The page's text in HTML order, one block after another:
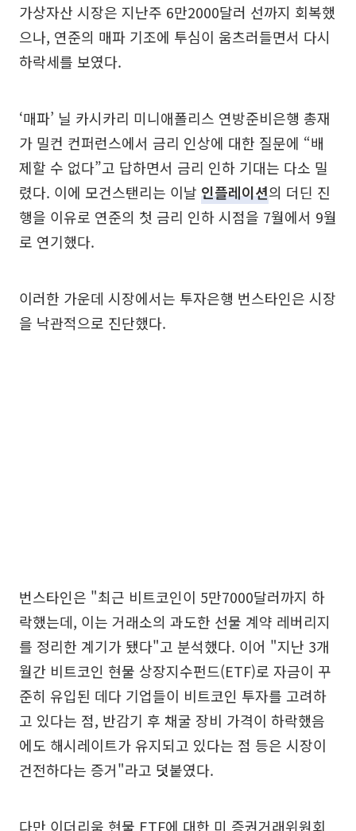
가상자산 시장은 지난주 6만2000달러 선까지 회복했
으나, 연준의 매파 기조에 투심이 움츠러들면서 다시
하락세를 보였다.
‘매파’ 닐 카시카리 미니애폴리스 연방준비은행 총재
가 밀컨 컨퍼런스에서 금리 인상에 대한 질문에 “배
제할 수 없다”고 답하면서 금리 인하 기대는 다소 밀
렸다. 이에 모건스탠리는 이날 인플레이션의 더딘 진
행을 이유로 연준의 첫 금리 인하 시점을 7월에서 9월
로 연기했다.
이러한 가운데 시장에서는 투자은행 번스타인은 시장
을 낙관적으로 진단했다.
번스타인은 "최근 비트코인이 5만7000달러까지 하
락했는데, 이는 거래소의 과도한 선물 계약 레버리지
를 정리한 계기가 됐다"고 분석했다. 이어 "지난 3개
월간 비트코인 현물 상장지수펀드(ETF)로 자금이 꾸
준히 유입된 데다 기업들이 비트코인 투자를 고려하
고 있다는 점, 반감기 후 채굴 장비 가격이 하락했음
에도 해시레이트가 유지되고 있다는 점 등은 시장이
건전하다는 증거"라고 덧붙였다.
다만 이더리움 현물 ETF에 대한 미 증권거래위원회